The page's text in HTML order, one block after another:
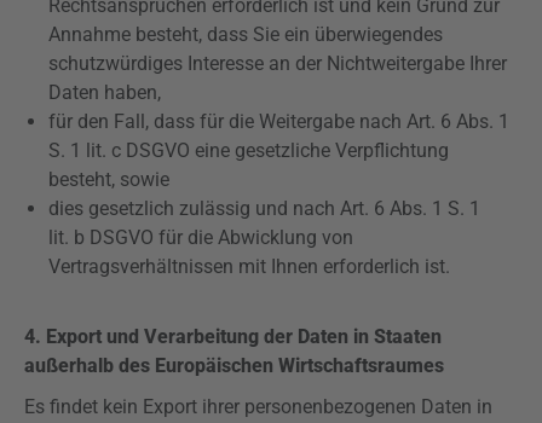
Rechtsansprüchen erforderlich ist und kein Grund zur
Annahme besteht, dass Sie ein überwiegendes
schutzwürdiges Interesse an der Nichtweitergabe Ihrer
Daten haben,
für den Fall, dass für die Weitergabe nach Art. 6 Abs. 1
S. 1 lit. c DSGVO eine gesetzliche Verpflichtung
besteht, sowie
dies gesetzlich zulässig und nach Art. 6 Abs. 1 S. 1
lit. b DSGVO für die Abwicklung von
Vertragsverhältnissen mit Ihnen erforderlich ist.
4. Export und Verarbeitung der Daten in Staaten
außerhalb des Europäischen Wirtschaftsraumes
Es findet kein Export ihrer personenbezogenen Daten in